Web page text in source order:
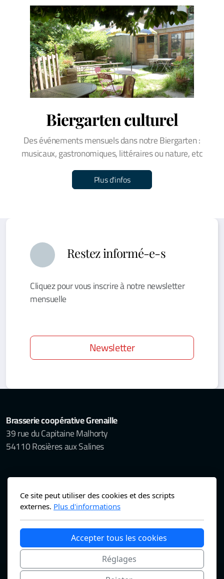
Biergarten culturel
Des événements mensuels dans notre Biergarten :
musicaux, gastronomiques, littéraires ou nature, etc
Plus d'infos
Restez informé-e-s
Cliquez pour vous inscrire à notre newsletter
mensuelle
Newsletter
Brasserie coopérative Grenaille
39 rue du Capitaine Malhorty
54110 Rosières aux Salines
VENDREDIS DE 16H à 20H
-> NOUS ÉCRIRE <-
Ce site peut utiliser des cookies et des scripts
externes. Plus d'informations
Accepter tous les cookies
Réglages